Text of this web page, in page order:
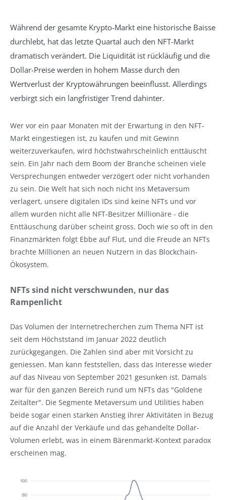
Während der gesamte Krypto-Markt eine historische Baisse
durchlebt, hat das letzte Quartal auch den NFT-Markt
dramatisch verändert. Die Liquidität ist rückläufig und die
Dollar-Preise werden in hohem Masse durch den
Wertverlust der Kryptowährungen beeinflusst. Allerdings
verbirgt sich ein langfristiger Trend dahinter.
Wer vor ein paar Monaten mit der Erwartung in den NFT-
Markt eingestiegen ist, zu kaufen und mit Gewinn
weiterzuverkaufen, wird höchstwahrscheinlich enttäuscht
sein. Ein Jahr nach dem Boom der Branche scheinen viele
Versprechungen entweder verzögert oder nicht vorhanden
zu sein. Die Welt hat sich noch nicht ins Metaversum
verlagert, unsere digitalen IDs sind keine NFTs und vor
allem wurden nicht alle NFT-Besitzer Millionäre - die
Enttäuschung darüber scheint gross. Doch wie so oft in den
Finanzmärkten folgt Ebbe auf Flut, und die Freude an NFTs
brachte Millionen an neuen Nutzern in das Blockchain-
Ökosystem.
NFTs sind nicht verschwunden, nur das
Rampenlicht
Das Volumen der Internetrecherchen zum Thema NFT ist
seit dem Höchststand im Januar 2022 deutlich
zurückgegangen. Die Zahlen sind aber mit Vorsicht zu
geniessen. Man kann feststellen, dass das Interesse wieder
auf das Niveau von September 2021 gesunken ist. Damals
war für den ganzen Bereich rund um NFTs das "Goldene
Zeitalter". Die Segmente Metaversum und Utilities haben
beide sogar einen starken Anstieg ihrer Aktivitäten in Bezug
auf die Anzahl der Verkäufe und das gehandelte Dollar-
Volumen erlebt, was in einem Bärenmarkt-Kontext paradox
erscheinen mag.